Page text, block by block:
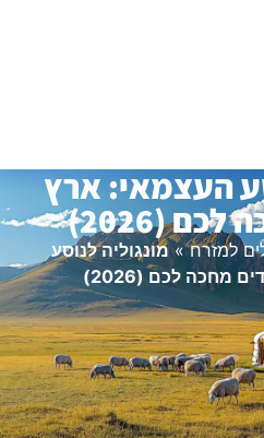
העצמאי: ארץ
(2026)
למזרח»מונגוליה לנוסע
מחכה לכם (2026)